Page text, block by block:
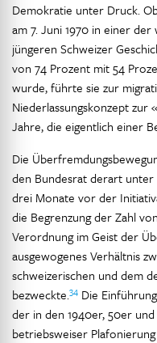
Demokratie unter Druck.
am 7. Juni 1970 in einer
jüngeren Schweizer
von 74 Prozent mit 54
wurde, führte sie zur
Niederlassungskonzept zur
Jahre, die eigentlich einer
Die
den Bundesrat derart unter
drei Monate vor der
die Begrenzung der Zahl
Verordnung im Geist der
ausgewogenes Verhältnis
schweizerischen und dem
bezweckte.34 Die
der in den 1940er, 50er
betriebsweiser